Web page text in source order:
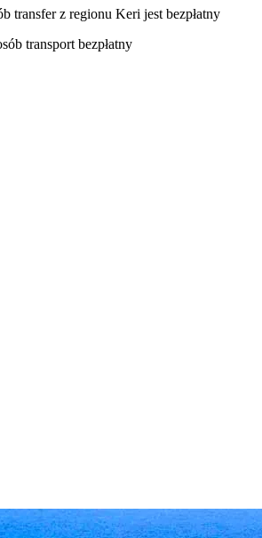
transfer z regionu Keri jest bezpłatny
transport bezpłatny